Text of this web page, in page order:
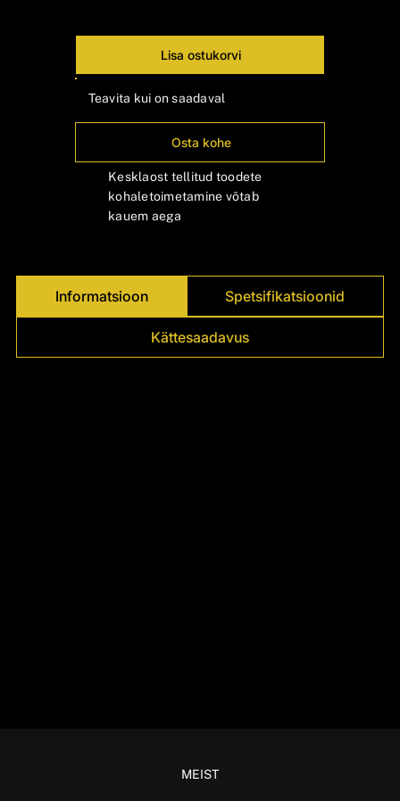
Lisa ostukorvi
Teavita kui on saadaval
Osta kohe
Kesklaost tellitud toodete
kohaletoimetamine võtab
kauem aega
Informatsioon Spetsifikatsioonid
Kättesaadavus
MEIST